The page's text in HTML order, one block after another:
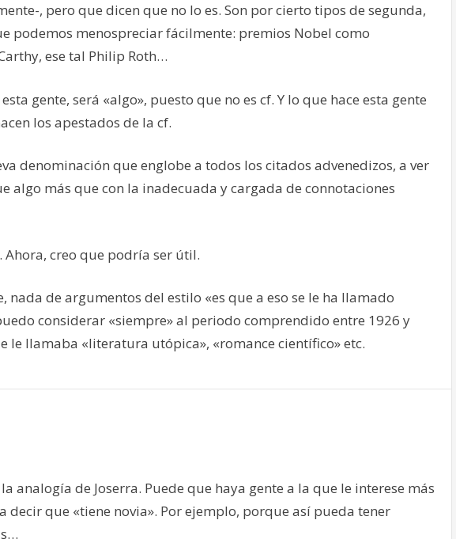
, pero que dicen que no lo es. Son por cierto tipos de segunda,
podemos menospreciar fácilmente: premios Nobel como
ese tal Philip Roth…
gente, será «algo», puesto que no es cf. Y lo que hace esta gente
los apestados de la cf.
denominación que englobe a todos los citados advenedizos, a ver
algo más que con la inadecuada y cargada de connotaciones
creo que podría ser útil.
nada de argumentos del estilo «es que a eso se le ha llamado
considerar «siempre» al periodo comprendido entre 1926 y
le llamaba «literatura utópica», «romance científico» etc.
analogía de Joserra. Puede que haya gente a la que le interese más
decir que «tiene novia». Por ejemplo, porque así pueda tener